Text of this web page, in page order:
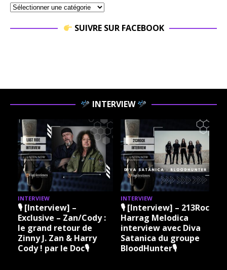
SUIVRE SUR FACEBOOK
INTERVIEW
INTERVIEW
🎙 [Interview] –
Exclusive – Zan/Cody :
le grand retour de
Zinny J. Zan & Harry
Cody ! par le Doc🎙
INTERVIEW
🎙 [Interview] – 213Rock
Harrag Melodica
interview avec Diva
Satanica du groupe
BloodHunter🎙